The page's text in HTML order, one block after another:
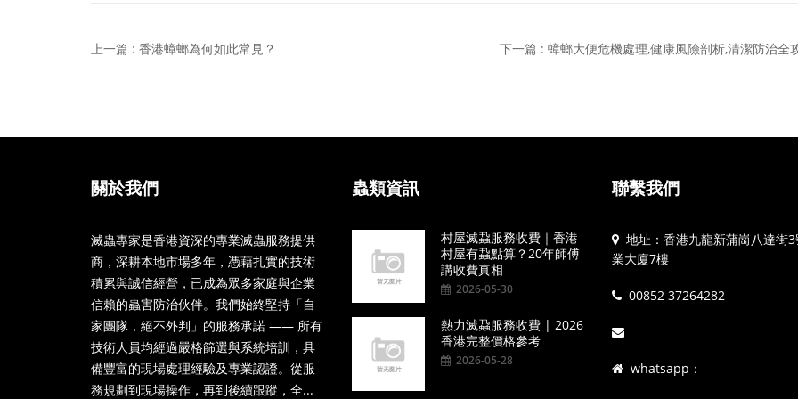
上一篇 : 香港蟑螂為何如此常見？ 下一篇 : 蟑螂大便危機處理,健康風險剖析,清潔防治全
關於我們
滅蟲專家是香港資深的專業滅蟲服務提供
商，深耕本地市場多年，憑藉扎實的技術
積累與誠信經營，已成為眾多家庭與企業
信賴的蟲害防治伙伴。我們始終堅持「自
家團隊，絕不外判」的服務承諾 —— 所有
技術人員均經過嚴格篩選與系統培訓，具
備豐富的現場處理經驗及專業認證。從服
務規劃到現場操作，再到後續跟蹤，全...
蟲類資訊
村屋滅蝨服務收費｜香港
村屋有蝨點算？20年師傅
講收費真相
2026-05-30
熱力滅蝨服務收費 | 2026
香港完整價格參考
2026-05-28
聯繫我們
地址：香港九龍新蒲崗八達街
業大廈7樓
00852 37264282
whatsapp：